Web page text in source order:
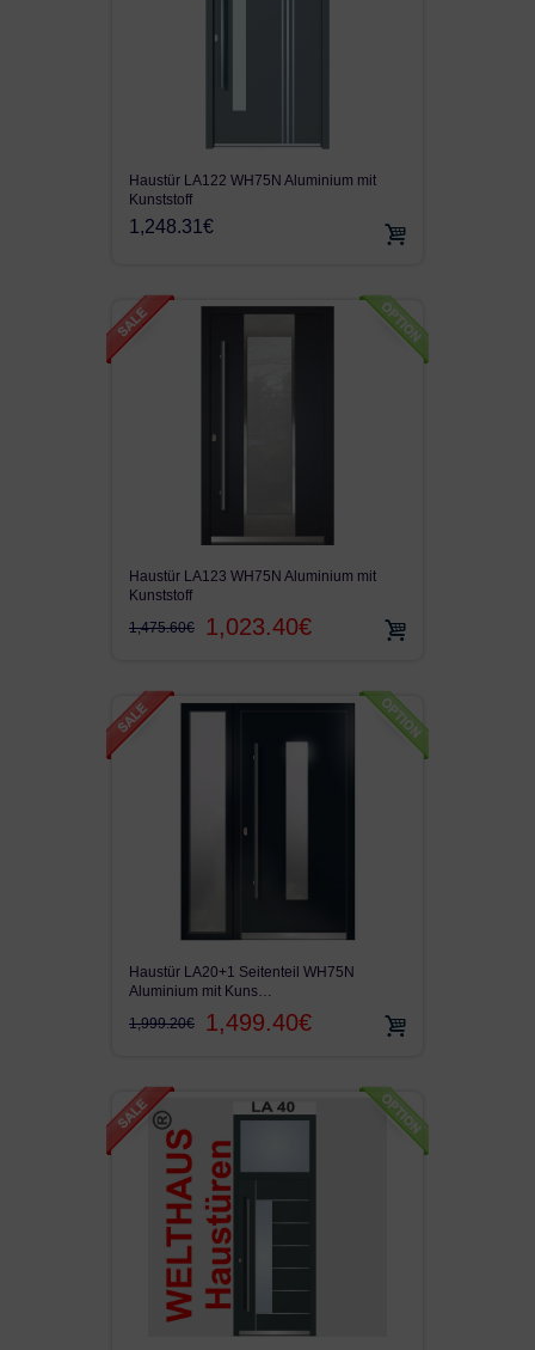
Haustür LA122 WH75N Aluminium mit
Kunststoff
1,248.31€
Haustür LA123 WH75N Aluminium mit
Kunststoff
1,475.60€
1,023.40€
Haustür LA20+1 Seitenteil WH75N
Aluminium mit Kuns…
1,999.20€
1,499.40€